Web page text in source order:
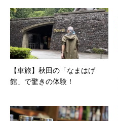
【車旅】秋田の「なまはげ
館」で驚きの体験！